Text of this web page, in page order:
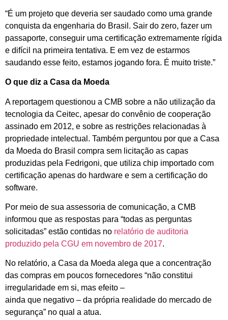
“É um projeto que deveria ser saudado como uma grande
conquista da engenharia do Brasil. Sair do zero, fazer um
passaporte, conseguir uma certificação extremamente rígida
e difícil na primeira tentativa. E em vez de estarmos
saudando esse feito, estamos jogando fora. É muito triste.”
O que diz a Casa da Moeda
A reportagem questionou a CMB sobre a não utilização da
tecnologia da Ceitec, apesar do convênio de cooperação
assinado em 2012, e sobre as restrições relacionadas à
propriedade intelectual. Também perguntou por que a Casa
da Moeda do Brasil compra sem licitação as capas
produzidas pela Fedrigoni, que utiliza chip importado com
certificação apenas do hardware e sem a certificação do
software.
Por meio de sua assessoria de comunicação, a CMB
informou que as respostas para “todas as perguntas
solicitadas” estão contidas no relatório de auditoria
produzido pela CGU em novembro de 2017.
No relatório, a Casa da Moeda alega que a concentração
das compras em poucos fornecedores “não constitui
irregularidade em si, mas efeito –
ainda que negativo – da própria realidade do mercado de
segurança” no qual a atua.